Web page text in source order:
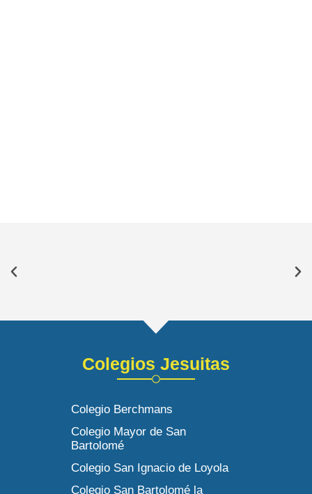
Colegios Jesuitas
Colegio Berchmans
Colegio Mayor de San
Bartolomé
Colegio San Ignacio de Loyola
Colegio San Bartolomé la